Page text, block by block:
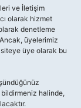
ve İletişim
olarak hizmet
denetleme
üyelerimiz
üye olarak bu
halinde,